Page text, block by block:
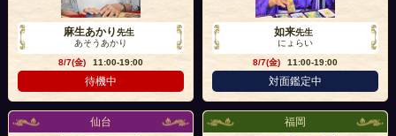
麻生あかり先生
あそうあかり
8/7(金)
11:00-19:00
待機中
如来先生
にょらい
8/7(金)
11:00-19:00
対面鑑定中
仙台 福岡